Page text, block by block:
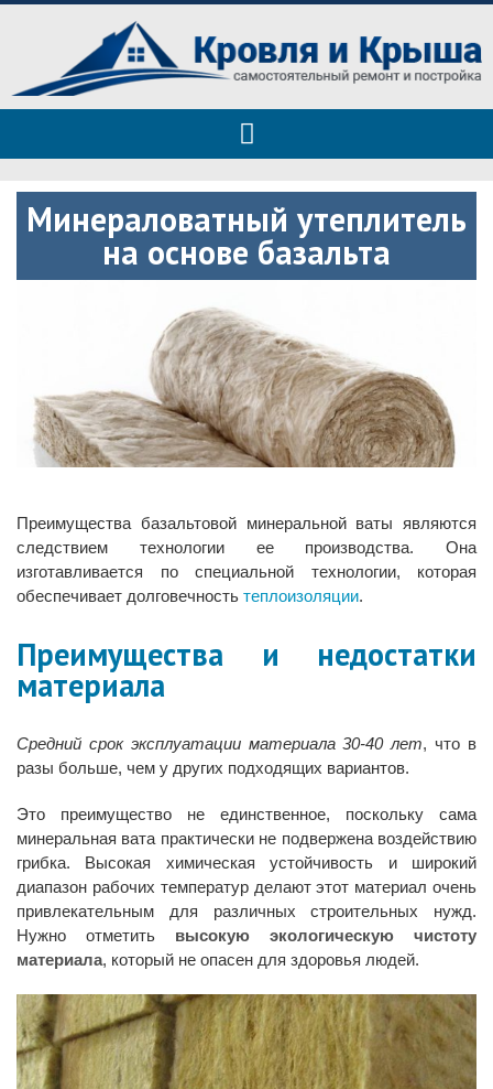
Roof tops — только полезные
советы
Полезные советы при строительстве дома и ремонте
Минераловатный утеплитель
на основе базальта
Преимущества базальтовой минеральной ваты являются
следствием технологии ее производства. Она
изготавливается по специальной технологии, которая
обеспечивает долговечность теплоизоляции.
Преимущества и недостатки
материала
Средний срок эксплуатации материала 30-40 лет, что в
разы больше, чем у других подходящих вариантов.
Это преимущество не единственное, поскольку сама
минеральная вата практически не подвержена воздействию
грибка. Высокая химическая устойчивость и широкий
диапазон рабочих температур делают этот материал очень
привлекательным для различных строительных нужд.
Нужно отметить высокую экологическую чистоту
материала, который не опасен для здоровья людей.